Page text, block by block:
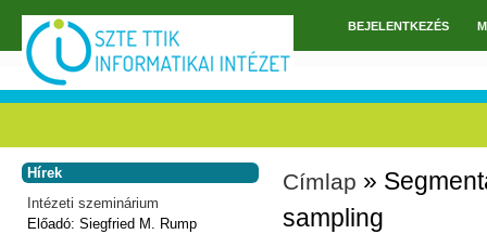
Ugrás a tartalomra
FőmenüBEJELENTKEZÉS
Jelenlegi hely
Címlap »
sampling
Hírek
Intézeti szeminárium
Előadó:Siegfried M. Rump